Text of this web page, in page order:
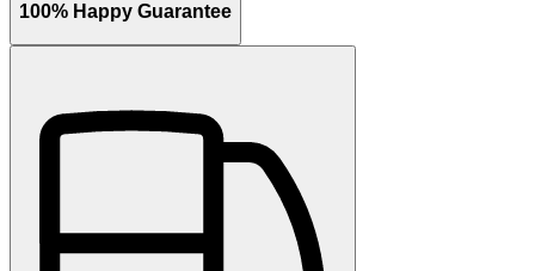
100% Happy Guarantee